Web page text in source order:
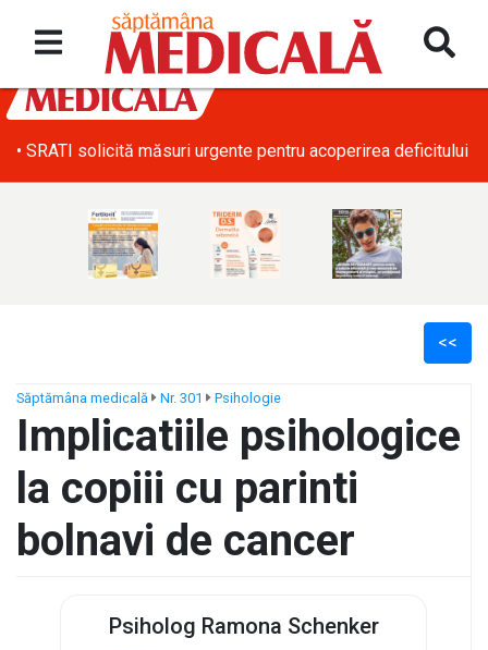
• SRATI solicită măsuri urgente pentru acoperirea deficitului
<<
Săptămâna medicală Nr. 301 Psihologie
Implicatiile psihologice
la copiii cu parinti
bolnavi de cancer
Psiholog Ramona Schenker